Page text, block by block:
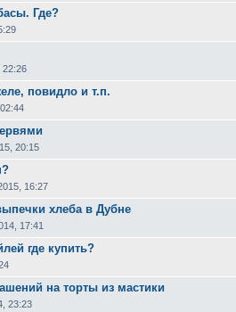
Где?
22:26
повидло и т.п.
20:15
16:27
хлеба в Дубне
17:41
где купить?
на торты из мастики
23:23